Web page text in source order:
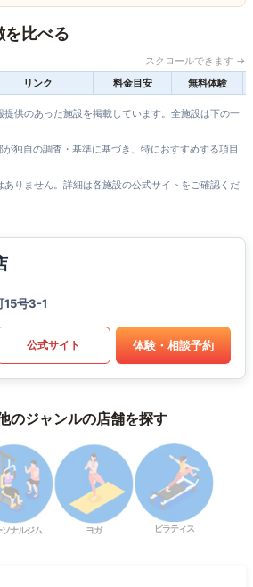
を比べる
スクロールできます →
リンク 料金目安 無料体験
供のあった施設を掲載しています。全施設は下の一
独自の調査・基準に基づき、特におすすめする項目
りません。詳細は各施設の公式サイトをご確認くだ
15号3-1
公式サイト 体験・相談予約
のジャンルの店舗を探す
ソナルジム ヨガ ピラティス